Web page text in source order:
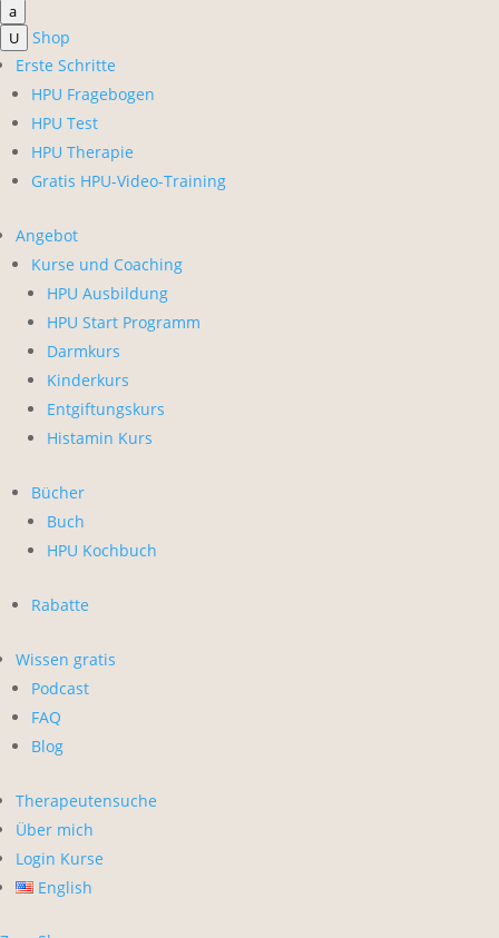
a
U
Shop
Erste Schritte
HPU Fragebogen
HPU Test
HPU Therapie
Gratis HPU-Video-Training
Angebot
Kurse und Coaching
HPU Ausbildung
HPU Start Programm
Darmkurs
Kinderkurs
Entgiftungskurs
Histamin Kurs
Bücher
Buch
HPU Kochbuch
Rabatte
Wissen gratis
Podcast
FAQ
Blog
Therapeutensuche
Über mich
Login Kurse
English